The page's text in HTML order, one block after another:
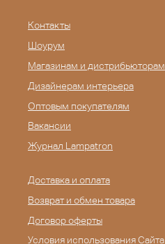
Контакты
Шоурум
Магазинам и дистрибьюторам
Дизайнерам интерьера
Оптовым покупателям
Вакансии
Журнал Lampatron
Доставка и оплата
Возврат и обмен товара
Договор оферты
Условия использования Сайта